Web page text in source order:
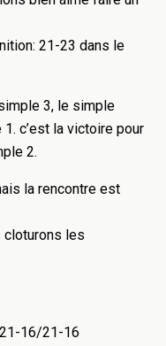
21-23 dans le
3, le simple
c’est la victoire pour
2.
la rencontre est
cloturons les
16/21-16